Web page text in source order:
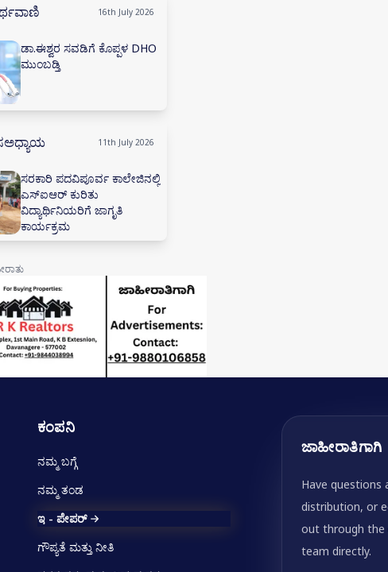
16th July 2026
ಡಾ.ಈಶ್ವರ ಸವಡಿಗೆ ಕೊಪ್ಪಳ DHO
ಮುಂಬಡ್ತಿ
11th July 2026
ಸರಕಾರಿ ಪದವಿಪೂರ್ವ ಕಾಲೇಜಿನಲ್ಲಿ
ಎಸ್‌ಐಆರ್ ಕುರಿತು
ವಿದ್ಯಾರ್ಥಿನಿಯರಿಗೆ ಜಾಗೃತಿ
ಕಾರ್ಯಕ್ರಮ
ಕಂಪನಿ
ನಮ್ಮ ಬಗ್ಗೆ
ನಮ್ಮ ತಂಡ
ಇ - ಪೇಪರ್
ಗೌಪ್ಯತೆ ಮತ್ತು ನೀತಿ
ಜಾಹೀರಾತಿಗಾಗಿ
Have questions
distribution, or
out through the
team directly.